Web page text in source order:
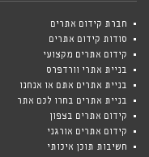
חברת קידום אתרים
סודות קידום אתרים
קידום אתרים מקצועי
בניית אתרי וורדפרס
בניית אתרים אתם או אנחנו
בניית אתרים בחרו לכם אתר
קידום אתרים בצפון
קידום אתרים אורגני
חשיבות תוכן איכותי